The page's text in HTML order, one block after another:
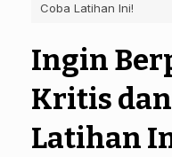
Coba Latihan Ini!
Ingin
Kritis
Latihan